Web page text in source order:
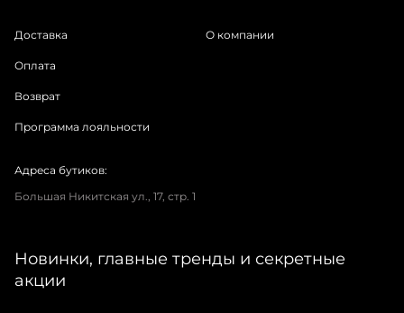
Доставка
Оплата
Возврат
Программа лояльности
О компании
Адреса бутиков:
Большая Никитская ул., 17, стр. 1
Новинки, главные тренды и секретные
акции